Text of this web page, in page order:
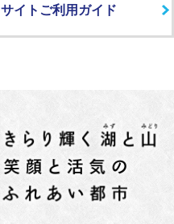
サイトご利用ガイド